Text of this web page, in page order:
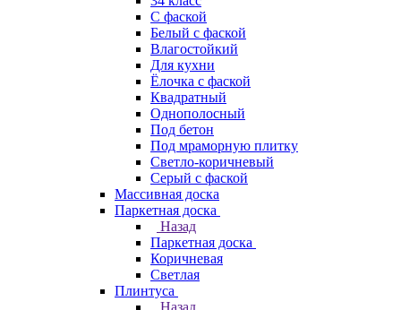
C фаской
Белый с фаской
Влагостойкий
Для кухни
Ёлочка с фаской
Квадратный
Однополосный
Под бетон
Под мраморную плитку
Светло-коричневый
Серый с фаской
Массивная доска
Паркетная доска
Назад
Паркетная доска
Коричневая
Светлая
Плинтуса
Назад